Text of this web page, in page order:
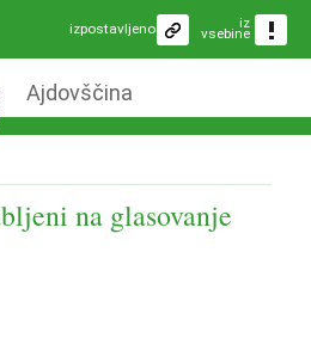
iz
vsebine
izpostavljeno
Ajdovščina
na glasovanje